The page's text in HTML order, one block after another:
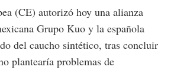
(CE) autorizó hoy una alianza
Grupo Kuo y la española
del caucho sintético, tras concluir
plantearía problemas de